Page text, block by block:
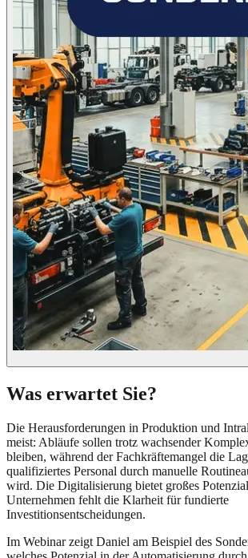
Was erwartet Sie?
Die Herausforderungen in Produktion und
meist: Abläufe sollen trotz wachsender
bleiben, während der Fachkräftemangel die
qualifiziertes Personal durch manuelle
wird. Die Digitalisierung bietet großes
Unternehmen fehlt die Klarheit für fundierte
Investitionsentscheidungen.
Im Webinar zeigt Daniel am Beispiel des